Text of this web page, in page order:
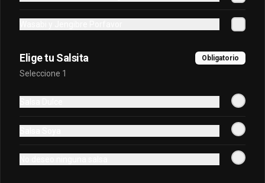
Sake King Oriental
$7.800
Elige tu Salsita Obligatorio
Seleccione 1